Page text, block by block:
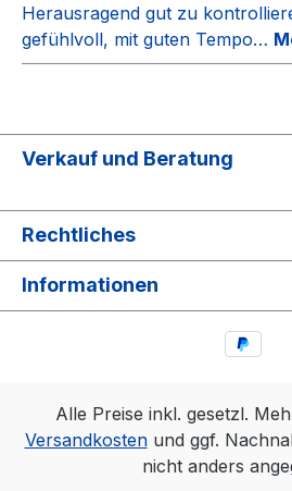
Herausragend gut zu
gefühlvoll, mit guten Tempo…
Verkauf und Beratung
Rechtliches
Informationen
Alle Preise inkl. gesetzl.
Versandkostenund ggf.
nicht anders